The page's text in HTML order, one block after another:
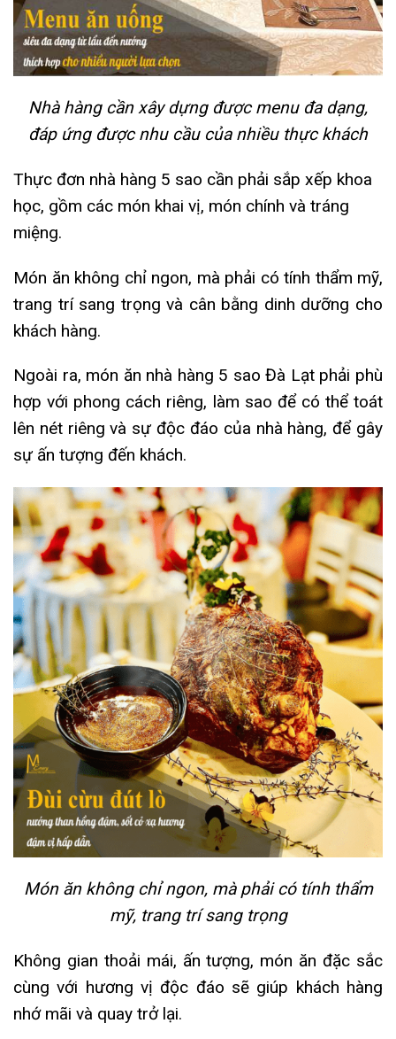
Nhà hàng cần xây dựng được menu đa dạng,
đáp ứng được nhu cầu của nhiều thực khách
Thực đơn nhà hàng 5 sao cần phải sắp xếp khoa
học, gồm các món khai vị, món chính và tráng
miệng.
Món ăn không chỉ ngon, mà phải có tính thẩm mỹ,
trang trí sang trọng và cân bằng dinh dưỡng cho
khách hàng.
Ngoài ra, món ăn nhà hàng 5 sao Đà Lạt phải phù
hợp với phong cách riêng, làm sao để có thể toát
lên nét riêng và sự độc đáo của nhà hàng, để gây
sự ấn tượng đến khách.
Món ăn không chỉ ngon, mà phải có tính thẩm
mỹ, trang trí sang trọng
Không gian thoải mái, ấn tượng, món ăn đặc sắc
cùng với hương vị độc đáo sẽ giúp khách hàng
nhớ mãi và quay trở lại.